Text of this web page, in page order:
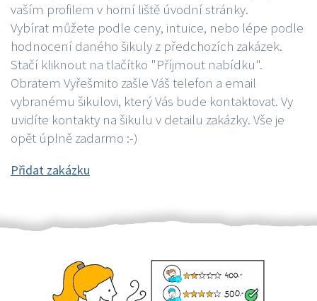
vaším profilem v horní liště úvodní stránky.
Vybírat můžete podle ceny, intuice, nebo lépe podle
hodnocení daného šikuly z předchozích zakázek.
Stačí kliknout na tlačítko "Příjmout nabídku".
Obratem Vyřešmito zašle Váš telefon a email
vybranému šikulovi, který Vás bude kontaktovat. Vy
uvidíte kontakty na šikulu v detailu zakázky. Vše je
opět úplně zadarmo :-)
Přidat zakázku